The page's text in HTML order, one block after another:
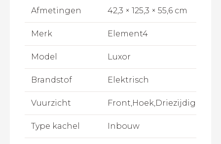
Afmetingen 42,3 × 125,3 × 55,6 cm
Merk Element4
Model Luxor
Brandstof Elektrisch
Vuurzicht Front,Hoek,Driezijdig
Type kachel Inbouw